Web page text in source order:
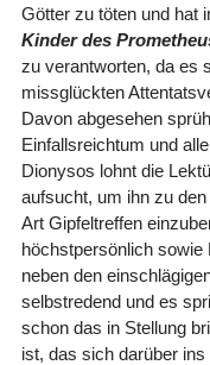
Götter zu töten und hat
Kinder des
zu verantworten, da es
missglückten
Davon abgesehen
Einfallsreichtum und
Dionysos lohnt die
aufsucht, um ihn zu
Art Gipfeltreffen
höchstpersönlich sowie
neben den
selbstredend und es
schon das in Stellung
ist, das sich darüber